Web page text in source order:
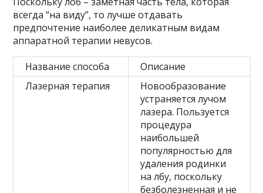
всегда “на виду”, то лучше отдавать
предпочтение наиболее деликатным видам
аппаратной терапии невусов.
Название способа
Описание
Лазерная терапия
Новообразование
устраняется лучом
лазера. Пользуется
процедура
наибольшей
популярностью для
удаления родинки
на лбу, поскольку
безболезненная и не